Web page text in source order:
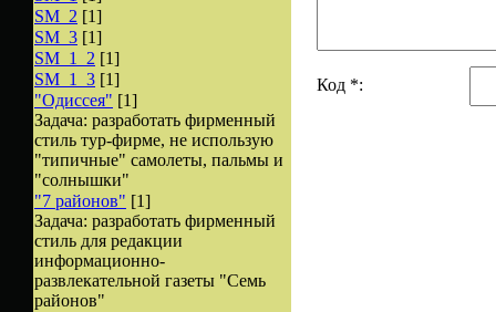
SM_2 [1]
SM_3 [1]
SM_1_2 [1]
SM_1_3 [1]
"Одиссея" [1]
Задача: разработать фирменный
стиль тур-фирме, не использую
"типичные" самолеты, пальмы и
"солнышки"
"7 районов" [1]
Задача: разработать фирменный
стиль для редакции
информационно-
развлекательной газеты "Семь
районов"
Код *: